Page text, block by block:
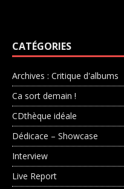
CATÉGORIES
Archives : Critique d'albums
Ca sort demain !
CDthèque idéale
Dédicace – Showcase
Interview
Live Report